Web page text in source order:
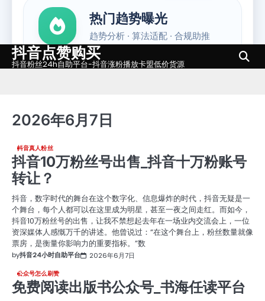
Skip抖音点赞购买
抖音粉丝24h自助平台-抖音涨粉播放卡盟低价货源
2026年6月7日
抖音真人粉丝
抖音10万粉丝号出售_抖音十万粉账号
转让？
抖音，数字时代的舞台在这个数字化、信息爆炸的时代，抖音无疑是一
个舞台，每个人都可以在这里成为明星，甚至一夜之间走红。而如今，
抖音10万粉丝号的出售，让我不禁想起去年在一场业内交流会上，一位
资深媒体人感慨万千的讲述。他曾说过：“在这个舞台上，粉丝数量就像
票房，是衡量你影响力的重要指标。”数
by抖音24小时自助平台 2026年6月7日
公众号怎么刷赞
免费阅读出版书公众号_书海任读平台